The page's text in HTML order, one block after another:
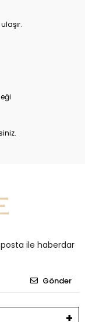
ile haberdar
Gönder